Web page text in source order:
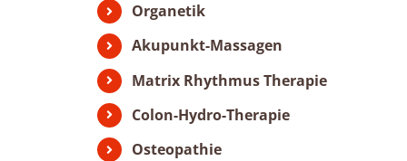
Organetik
Akupunkt-Massagen
Matrix Rhythmus Therapie
Colon-Hydro-Therapie
Osteopathie